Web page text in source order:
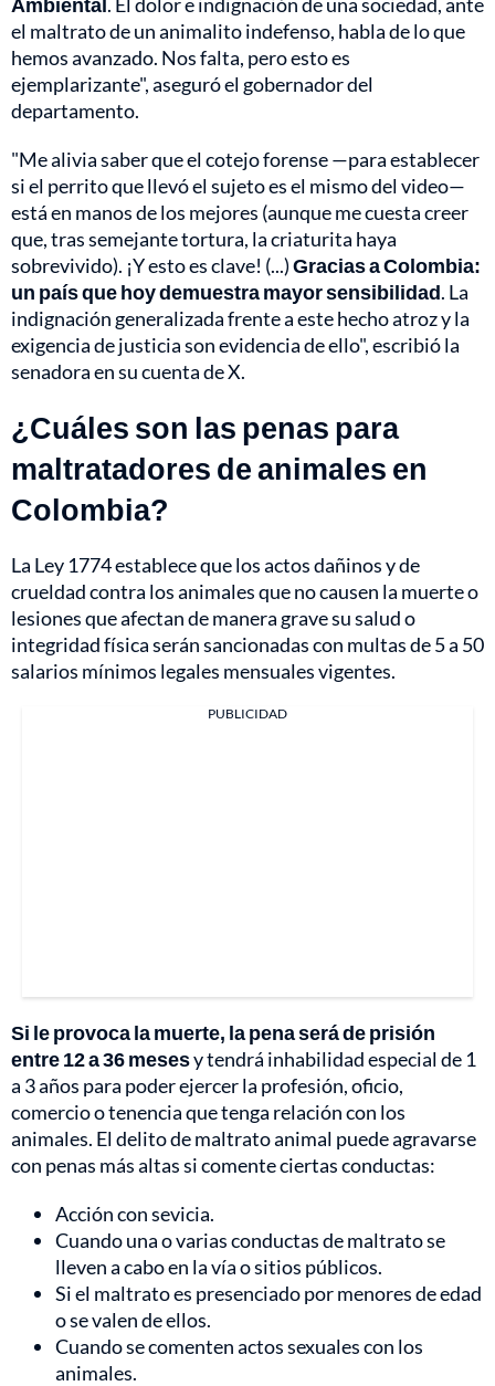
el maltrato de un animalito indefenso, habla de lo que
hemos avanzado. Nos falta, pero esto es
ejemplarizante", aseguró el gobernador del
departamento.
"Me alivia saber que el cotejo forense —para establecer
si el perrito que llevó el sujeto es el mismo del video—
está en manos de los mejores (aunque me cuesta creer
que, tras semejante tortura, la criaturita haya
sobrevivido). ¡Y esto es clave! (...)Gracias a Colombia:
un país que hoy demuestra mayor sensibilidad. La
indignación generalizada frente a este hecho atroz y la
exigencia de justicia son evidencia de ello", escribió la
senadora en su cuenta de X.
¿Cuáles son las penas para
maltratadores de animales en
Colombia?
La Ley 1774 establece que los actos dañinos y de
crueldad contra los animales que no causen la muerte o
lesiones que afectan de manera grave su salud o
integridad física serán sancionadas con multas de 5 a 50
salarios mínimos legales mensuales vigentes.
PUBLICIDAD
Si le provoca la muerte, la pena será de prisión
entre 12 a 36 mesesy tendrá inhabilidad especial de 1
a 3 años para poder ejercer la profesión, oficio,
comercio o tenencia que tenga relación con los
animales. El delito de maltrato animal puede agravarse
con penas más altas si comente ciertas conductas:
Acción con sevicia.
Cuando una o varias conductas de maltrato se
lleven a cabo en la vía o sitios públicos.
Si el maltrato es presenciado por menores de edad
o se valen de ellos.
Cuando se comenten actos sexuales con los
animales.